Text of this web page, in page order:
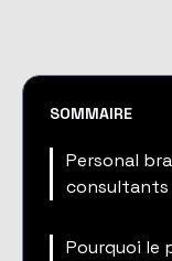
SOMMAIRE
Personal
consultants
Pourquoi le